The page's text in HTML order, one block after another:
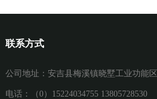
联系方式
公司地址：安吉县梅溪镇晓墅工业功能区
电话：（0）15224034755 13805728530